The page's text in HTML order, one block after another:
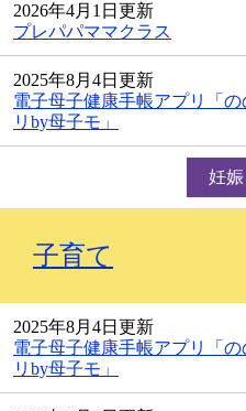
2026年4月1日更新
プレパパママクラス
2025年8月4日更新
電子母子健康手帳アプリ「
リby母子モ」
妊
子育て
2025年8月4日更新
電子母子健康手帳アプリ「
リby母子モ」